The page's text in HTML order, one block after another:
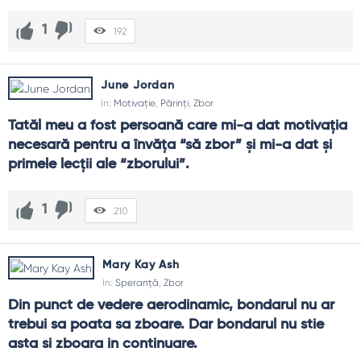
1 192
June Jordan
In: Motivație, Părinți, Zbor
Tatăl meu a fost persoană care mi-a dat motivația
necesară pentru a învăța “să zbor” și mi-a dat și
primele lecții ale “zborului”.
1 210
Mary Kay Ash
In: Speranță, Zbor
Din punct de vedere aerodinamic, bondarul nu ar
trebui sa poata sa zboare. Dar bondarul nu stie
asta si zboara in continuare.